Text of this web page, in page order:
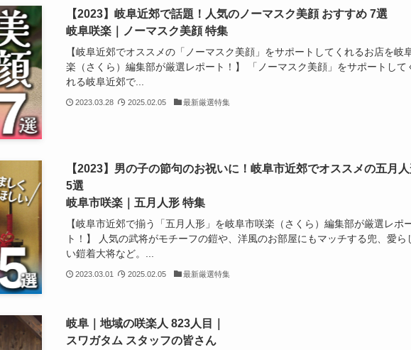
【2023】岐阜近郊で話題！人気のノーマスク美顔 おすすめ 7選
岐阜咲楽｜ノーマスク美顔 特集
【岐阜近郊でオススメの「ノーマスク美顔」をサポートしてくれるお店を岐
楽（さくら）編集部が厳選レポート！】 「ノーマスク美顔」をサポートして
れる岐阜近郊で...
2023.03.28 2025.02.05 最新厳選特集
【2023】男の子の節句のお祝いに！岐阜市近郊でオススメの五月
5選
岐阜市咲楽｜五月人形 特集
【岐阜市近郊で揃う「五月人形」を岐阜市咲楽（さくら）編集部が厳選レポ
ト！】 人気の武将がモチーフの鎧や、洋風のお部屋にもマッチする兜、愛ら
い鎧着大将など。...
2023.03.01 2025.02.05 最新厳選特集
岐阜｜地域の咲楽人 823人目｜
スワガタム スタッフの皆さん